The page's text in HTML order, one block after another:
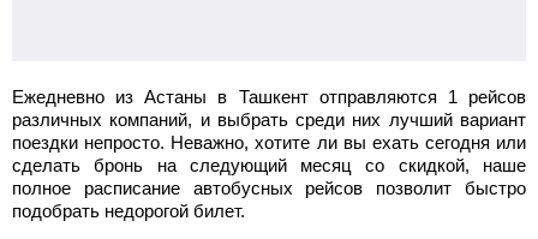
Ежедневно из Астаны в Ташкент отправляются 1 рейсов
различных компаний, и выбрать среди них лучший вариант
поездки непросто. Неважно, хотите ли вы ехать сегодня или
сделать бронь на следующий месяц со скидкой, наше
полное расписание автобусных рейсов позволит быстро
подобрать недорогой билет.